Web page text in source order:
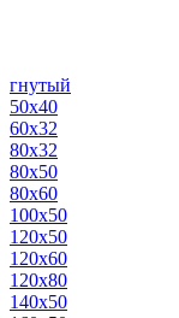
гнутый
50х40
60х32
80х32
80х50
80х60
100х50
120х50
120х60
120х80
140х50